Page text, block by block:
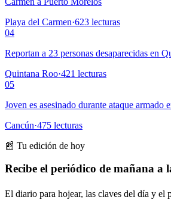
Playa del Carmen·623 lecturas
04
Reportan a 23 personas desaparecidas en
Quintana Roo·421 lecturas
05
Joven es asesinado durante ataque armado
Cancún·475 lecturas
📰 Tu edición de hoy
Recibe el periódico de mañana a
El diario para hojear, las claves del día y